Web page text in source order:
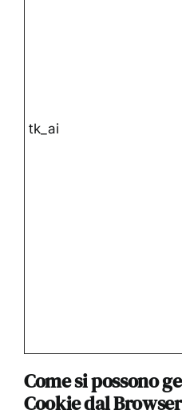
tk_ai
Come si possono
Cookie dal